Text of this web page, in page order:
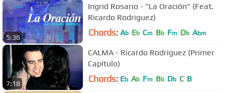
5:36
Ingrid Rosario - "La Oración" (Feat.
Ricardo Rodriguez)
Chords: Ab Eb Cm Bb Fm Db Abm
7:18
CALMA - Ricardo Rodriguez (Primer
Capítulo)
Chords: Eb Ab Fm Bb Db C B